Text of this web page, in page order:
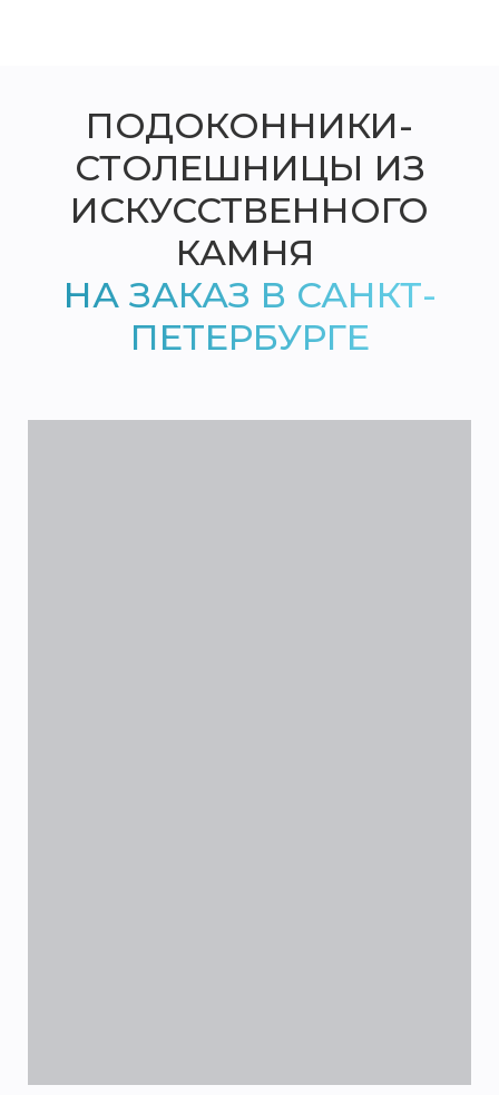
ПОДОКОННИКИ-
СТОЛЕШНИЦЫ ИЗ
ИСКУССТВЕННОГО
КАМНЯ
НА ЗАКАЗ В САНКТ-
ПЕТЕРБУРГЕ